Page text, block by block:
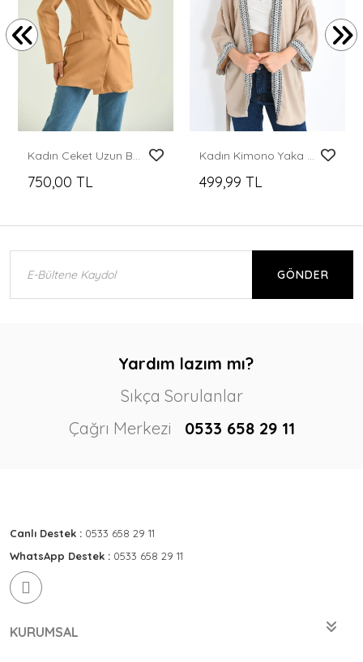
Kadın Ceket Uzun Boy Ceket Kahverengi - T014
750,00 TL
Kadın Kimono Yaka Desenli Kimono Kadın Ceket Bej - 23126
499,99 TL
GÖNDER
Yardım lazım mı?
Sıkça Sorulanlar
Çağrı Merkezi
0533 658 29 11
Canlı Destek : 0533 658 29 11
WhatsApp Destek : 0533 658 29 11
KURUMSAL